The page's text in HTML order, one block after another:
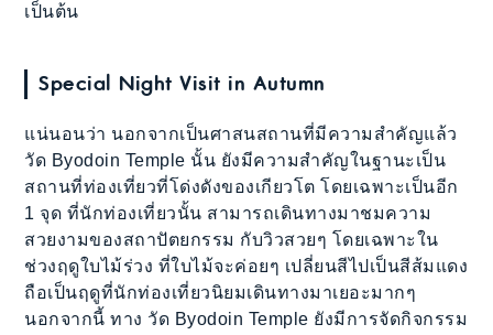
เป็นต้น
Special Night Visit in Autumn
แน่นอนว่า นอกจากเป็นศาสนสถานที่มีความสำคัญแล้ว
วัด Byodoin Temple นั้น ยังมีความสำคัญในฐานะเป็น
สถานที่ท่องเที่ยวที่โด่งดังของเกียวโต โดยเฉพาะเป็นอีก
1 จุด ที่นักท่องเที่ยวนั้น สามารถเดินทางมาชมความ
สวยงามของสถาปัตยกรรม กับวิวสวยๆ โดยเฉพาะใน
ช่วงฤดูใบไม้ร่วง ที่ใบไม้จะค่อยๆ เปลี่ยนสีไปเป็นสีส้มแดง
ถือเป็นฤดูที่นักท่องเที่ยวนิยมเดินทางมาเยอะมากๆ
นอกจากนี้ ทาง วัด Byodoin Temple ยังมีการจัดกิจกรรม